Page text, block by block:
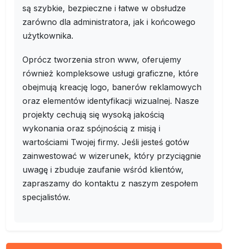
są szybkie, bezpieczne i łatwe w obsłudze
zarówno dla administratora, jak i końcowego
użytkownika.
Oprócz tworzenia stron www, oferujemy
również kompleksowe usługi graficzne, które
obejmują kreację logo, banerów reklamowych
oraz elementów identyfikacji wizualnej. Nasze
projekty cechują się wysoką jakością
wykonania oraz spójnością z misją i
wartościami Twojej firmy. Jeśli jesteś gotów
zainwestować w wizerunek, który przyciągnie
uwagę i zbuduje zaufanie wśród klientów,
zapraszamy do kontaktu z naszym zespołem
specjalistów.